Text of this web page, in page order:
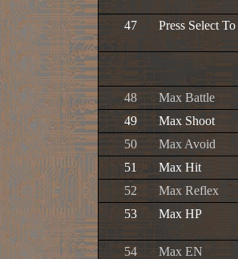
47 Press Select
48
Max Battle
49
Max Shoot
50
Max Avoid
51
Max Hit
52
Max Reflex
53
Max HP
54 Max EN